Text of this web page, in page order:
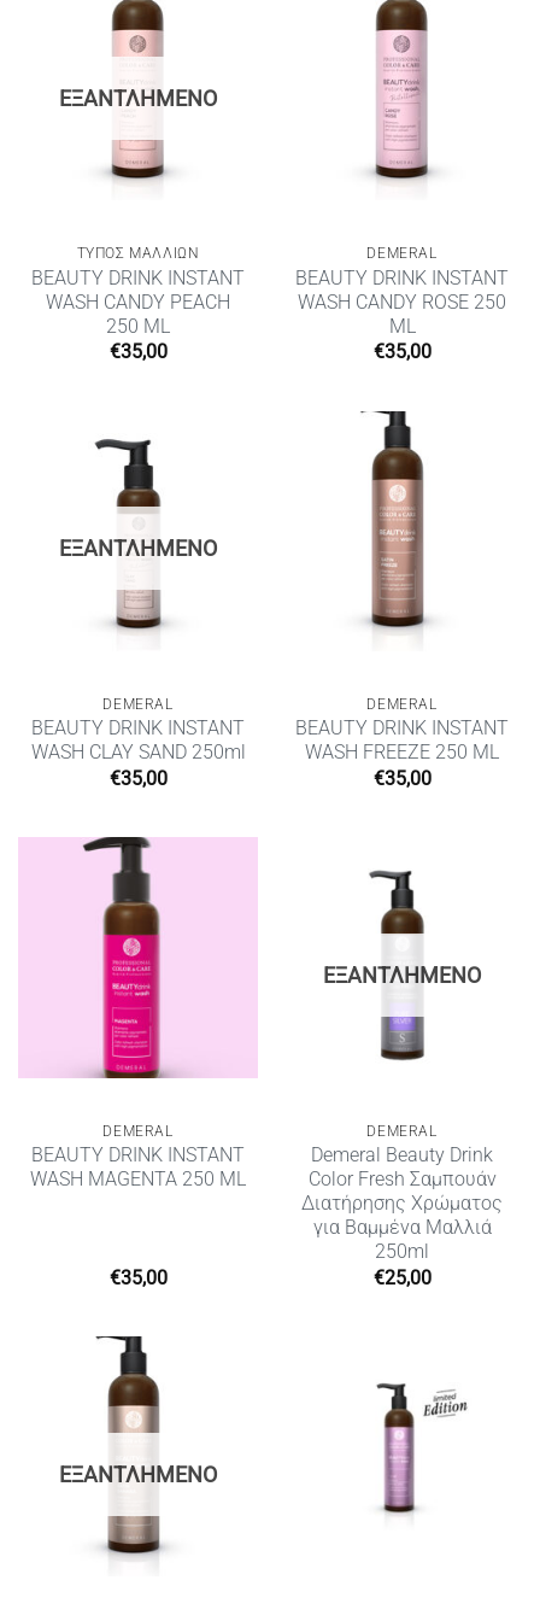
ΕΞΑΝΤΛΗΜΈΝΟ
ΤΥΠΟΣ ΜΑΛΛΙΩΝ
BEAUTY DRINK INSTANT
WASH CANDY PEACH
250 ML
€35,00
DEMERAL
BEAUTY DRINK INSTANT
WASH CANDY ROSE 250
ML
€35,00
ΕΞΑΝΤΛΗΜΈΝΟ
DEMERAL
BEAUTY DRINK INSTANT
WASH CLAY SAND 250ml
€35,00
DEMERAL
BEAUTY DRINK INSTANT
WASH FREEZE 250 ML
€35,00
DEMERAL
BEAUTY DRINK INSTANT
WASH MAGENTA 250 ML
€35,00
ΕΞΑΝΤΛΗΜΈΝΟ
DEMERAL
Demeral Beauty Drink
Color Fresh Σαμπουάν
Διατήρησης Χρώματος
για Βαμμένα Μαλλιά
250ml
€25,00
ΕΞΑΝΤΛΗΜΈΝΟ